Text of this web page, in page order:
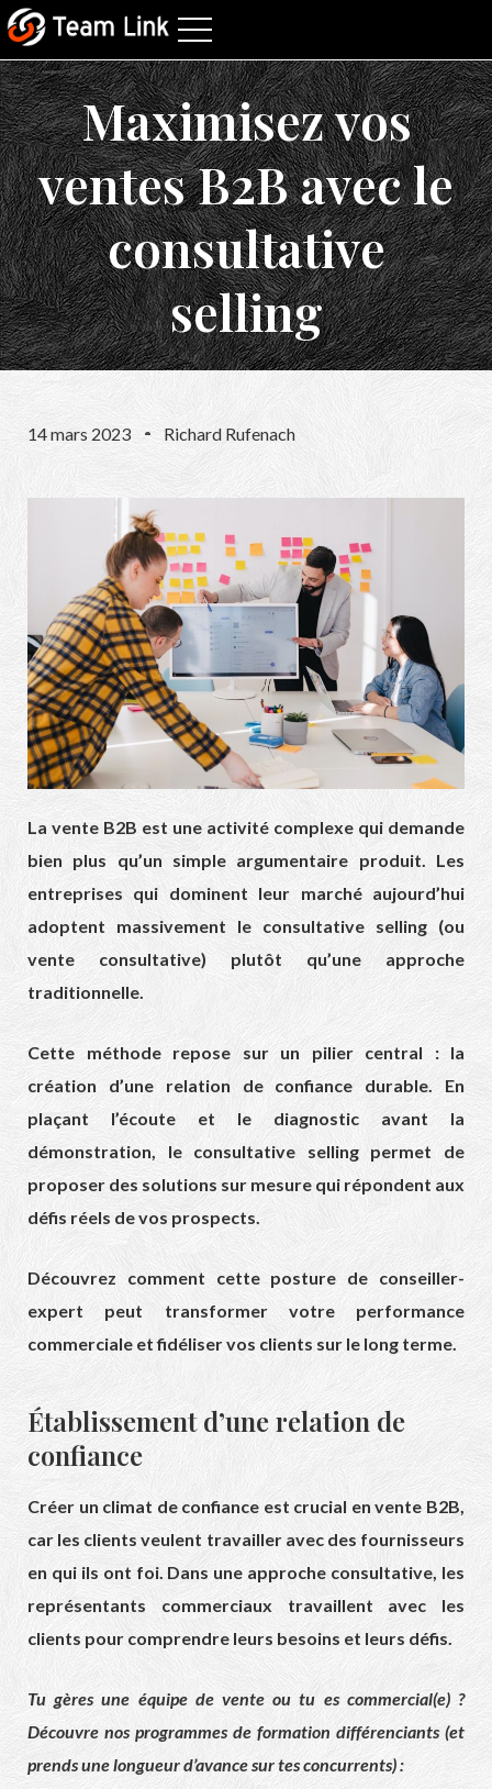
Maximisez vos
ventes B2B avec le
consultative
selling
14 mars 2023 Richard Rufenach
La vente B2B est une activité complexe qui demande
bien plus qu’un simple argumentaire produit. Les
entreprises qui dominent leur marché aujourd’hui
adoptent massivement le consultative selling (ou
vente consultative) plutôt qu’une approche
traditionnelle.
Cette méthode repose sur un pilier central : la
création d’une relation de confiance durable. En
plaçant l’écoute et le diagnostic avant la
démonstration, le consultative selling permet de
proposer des solutions sur mesure qui répondent aux
défis réels de vos prospects.
Découvrez comment cette posture de conseiller-
expert peut transformer votre performance
commerciale et fidéliser vos clients sur le long terme.
Établissement d’une relation de
confiance
Créer un climat de confiance est crucial en vente B2B,
car les clients veulent travailler avec des fournisseurs
en qui ils ont foi. Dans une approche consultative, les
représentants commerciaux travaillent avec les
clients pour comprendre leurs besoins et leurs défis.
Tu gères une équipe de vente ou tu es commercial(e) ?
Découvre nos programmes de formation différenciants (et
prends une longueur d’avance sur tes concurrents) :